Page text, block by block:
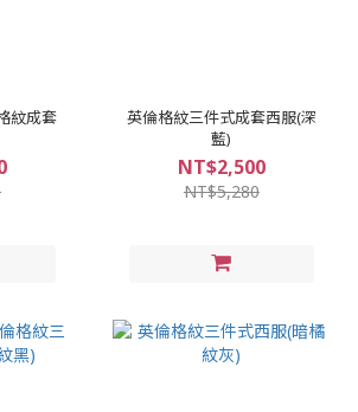
紋成套
英倫格紋三件式成套西服(深
藍)
NT$2,500
NT$5,280